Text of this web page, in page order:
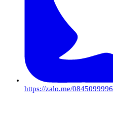
https://zalo.me/0845099996